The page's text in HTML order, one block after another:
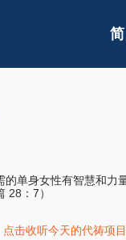
简
的单身女性有智慧和力
28：7）
点击收听今天的代祷项目